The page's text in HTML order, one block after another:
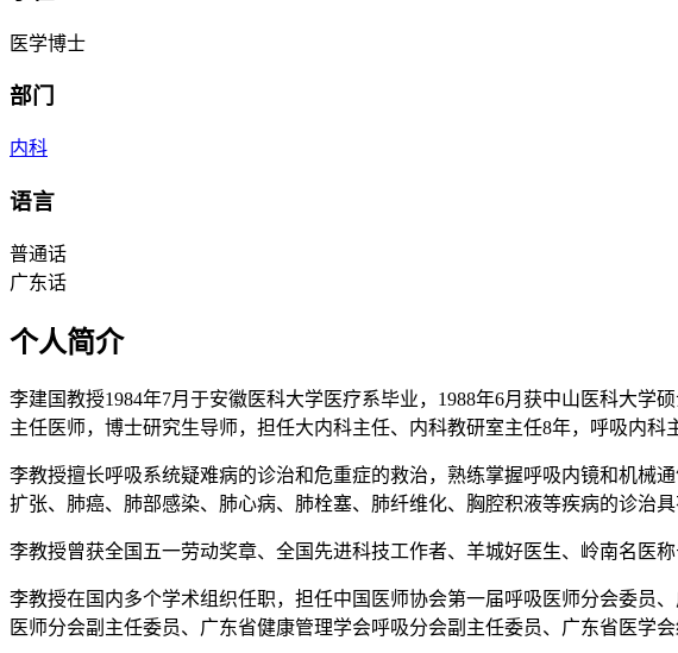
医学博士
部门
内科
语言
普通话
广东话
个人简介
李建国教授1984年7月于安徽医科大学医疗系毕业，1988年6月获中山医科大学
主任医师，博士研究生导师，担任大内科主任、内科教研室主任8年，呼吸内
李教授擅长呼吸系统疑难病的诊治和危重症的救治，熟练掌握呼吸内镜和机械
扩张、肺癌、肺部感染、肺心病、肺栓塞、肺纤维化、胸腔积液等疾病的诊治具
李教授曾获全国五一劳动奖章、全国先进科技工作者、羊城好医生、岭南名医
李教授在国内多个学术组织任职，担任中国医师协会第一届呼吸医师分会委员
医师分会副主任委员、广东省健康管理学会呼吸分会副主任委员、广东省医学